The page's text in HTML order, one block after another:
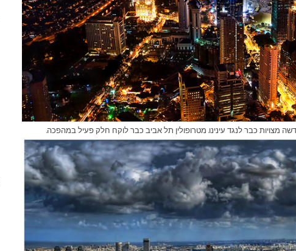
מצויות כבר לנגד עינינו. מטרופולין תל אביב כבר לוקח חלק פעיל במהפכה.